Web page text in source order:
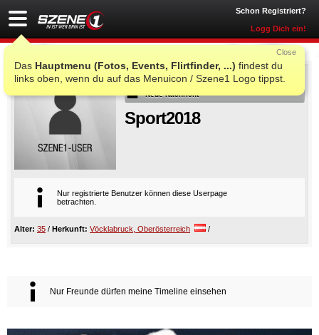
Schon Registriert?
Logg Dich ein!
Das Hauptmenu (Fotos, Events, Flirtfinder, ...) findest du
links oben, wenn du auf das Menuicon / Szene1 Logo tippst.
Close
Als Freund
Neue Nachricht
Sport2018
Nur registrierte Benutzer können diese Userpage
betrachten.
Alter: 35 / Herkunft: Vöcklabruck, Oberösterreich /
Nur Freunde dürfen meine Timeline einsehen